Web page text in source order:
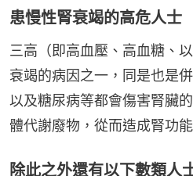
患慢性腎衰竭的高危人士
三高（即高血壓、高血糖、
衰竭的病因之一，同是也是
以及糖尿病等都會傷害腎臟
體代謝廢物，從而造成腎功能
除此之外還有以下數類人